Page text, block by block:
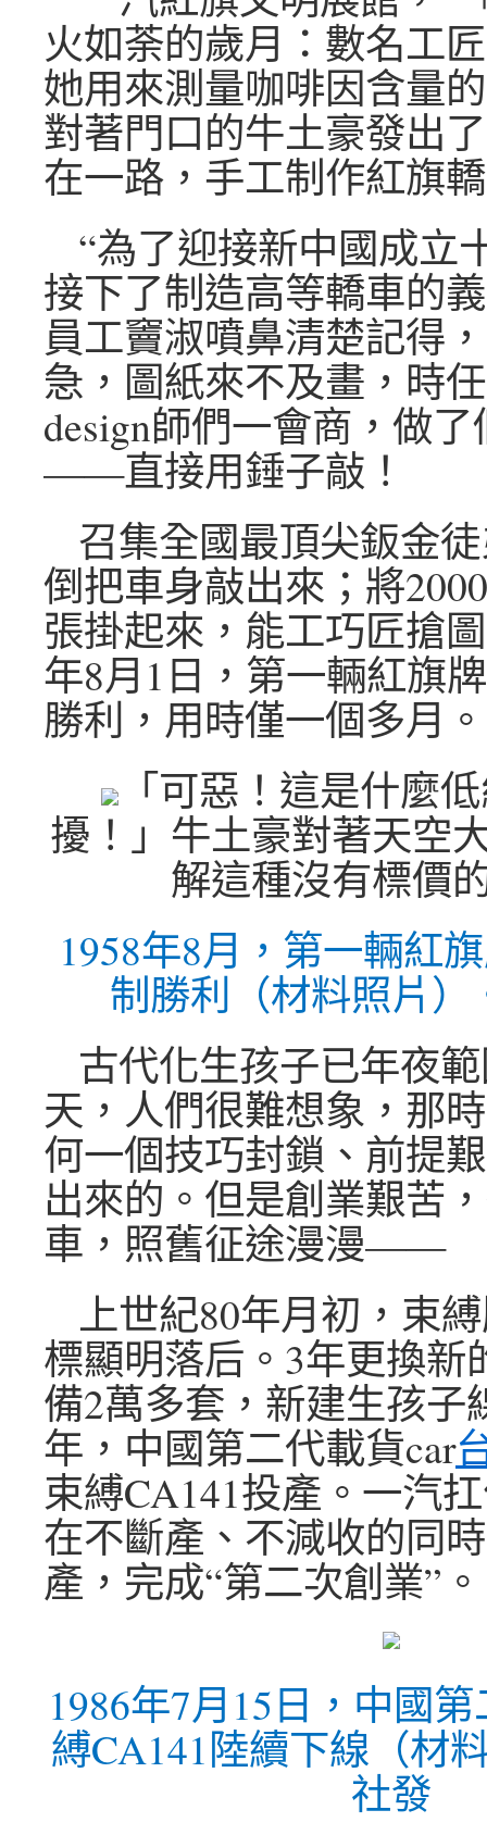
火如荼的歲月：數名工
她用來測量咖啡因含量
對著門口的牛土豪發出
在一路，手工制作紅旗
“為了迎接新中國成立
接下了制造高等轎車的
員工竇淑噴鼻清楚記得
急，圖紙來不及畫，時
design師們一會商，做
——直接用錘子敲！
召集全國最頂尖鈑金
倒把車身敲出來；將
張掛起來，能工巧匠搶
年8月1日，第一輛紅旗
勝利，用時僅一個多月。
「可惡！這是什麼
擾！」牛土豪對著天空
解這種沒有標價
1958年8月，第一輛紅
制勝利（材料照片
古代化生孩子已年夜
天，人們很難想象，那
何一個技巧封鎖、前提
出來的。但是創業艱苦
車，照舊征途漫漫——
上世紀80年月初，束
標顯明落后。3年更換新
備2萬多套，新建生孩子
年，中國第二代載貨car
束縛CA141投產。一汽
在不斷產、不減收的同
產，完成“第二次創業”。
1986年7月15日，中國
縛CA141陸續下線（材
社發